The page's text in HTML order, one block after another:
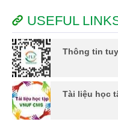
USEFUL
Thông tin
Tài liệu học